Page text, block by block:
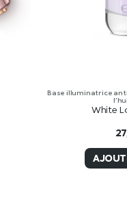
Base illuminatrice
White